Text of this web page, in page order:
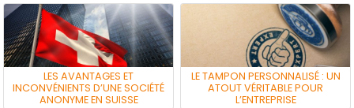
LES AVANTAGES ET
INCONVÉNIENTS D’UNE SOCIÉTÉ
ANONYME EN SUISSE
LE TAMPON PERSONNALISÉ : UN
ATOUT VÉRITABLE POUR
L’ENTREPRISE